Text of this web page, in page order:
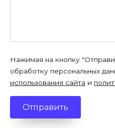
Нажимая на кнопку
обработку персональных
использования сайта и
Отправить